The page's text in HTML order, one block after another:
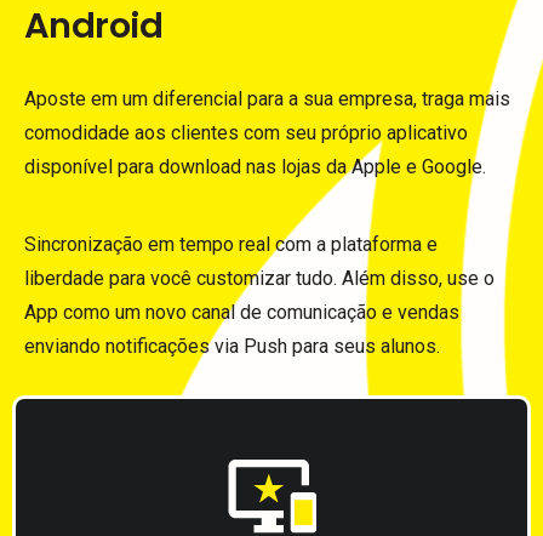
Android
Aposte em um diferencial para a sua empresa, traga mais
comodidade aos clientes com seu próprio aplicativo
disponível para download nas lojas da Apple e Google.
Sincronização em tempo real com a plataforma e
liberdade para você customizar tudo. Além disso, use o
App como um novo canal de comunicação e vendas
enviando notificações via Push para seus alunos.